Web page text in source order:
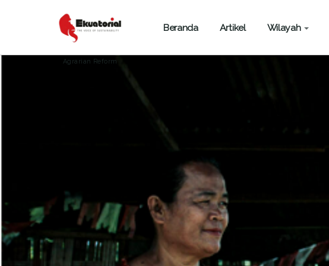
Beranda Artikel Wilayah
AGRARIA
Agrarian Reform